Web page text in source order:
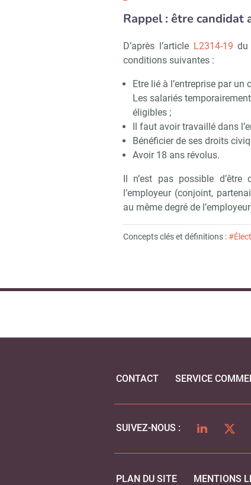
Rappel : être candidat
D’après l’article L2314-19du
conditions suivantes :
Etre lié à l’entreprise par un
Les salariés
éligibles ;
Il faut avoir travaillé dans
Bénéficier de ses droits
Avoir 18 ans révolus.
Il n’est pas possible
l’employeur (conjoint,
au même degré de
Concepts clés et définitions :
CONTACT SERVICE
SUIVEZ-NOUS : LINKEDIN
PLAN DU SITE MENTIONS